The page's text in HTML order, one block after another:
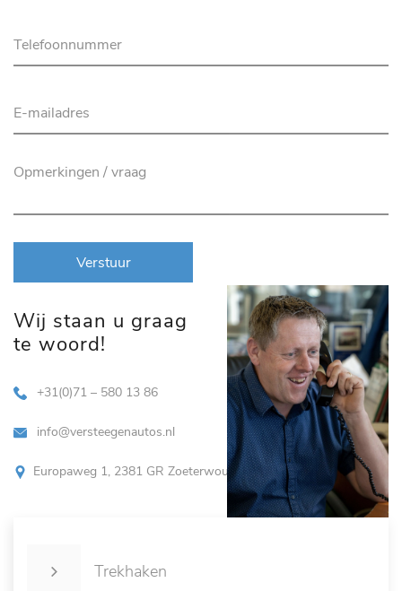
Verstuur
Wij staan u graag
te woord!
+31(0)71 – 580 13 86
info@versteegenautos.nl
Europaweg 1, 2381 GR Zoeterwoude
Trekhaken